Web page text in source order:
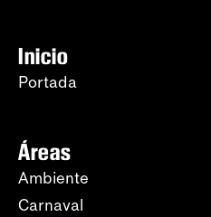
Inicio
Portada
Áreas
Ambiente
Carnaval